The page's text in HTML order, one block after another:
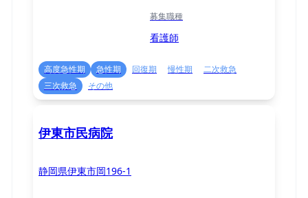
募集職種
看護師
高度急性期 急性期 回復期 慢性期
二次救急
三次救急
その他
伊東市民病院
静岡県伊東市岡196-1